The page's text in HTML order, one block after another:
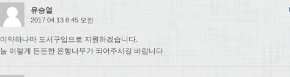
유승열
2017.04.13 8:45 오전
미약하나마 도서구입으로 지원하겠습니다.
늘 이렇게 든든한 은행나무가 되어주시길 바랍니다.